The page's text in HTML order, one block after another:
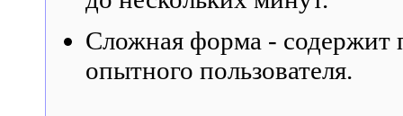
Сложная форма - содержит
опытного пользователя.